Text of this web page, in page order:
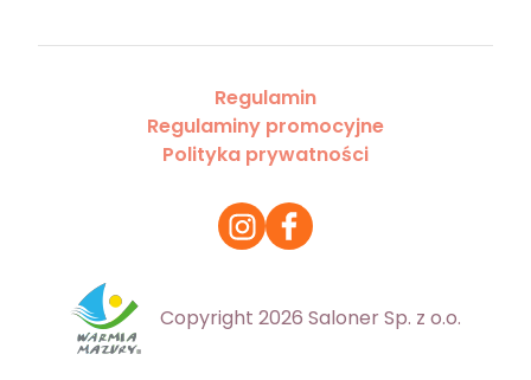
Regulamin
Regulaminy promocyjne
Polityka prywatności
Copyright 2026 Saloner Sp. z o.o.